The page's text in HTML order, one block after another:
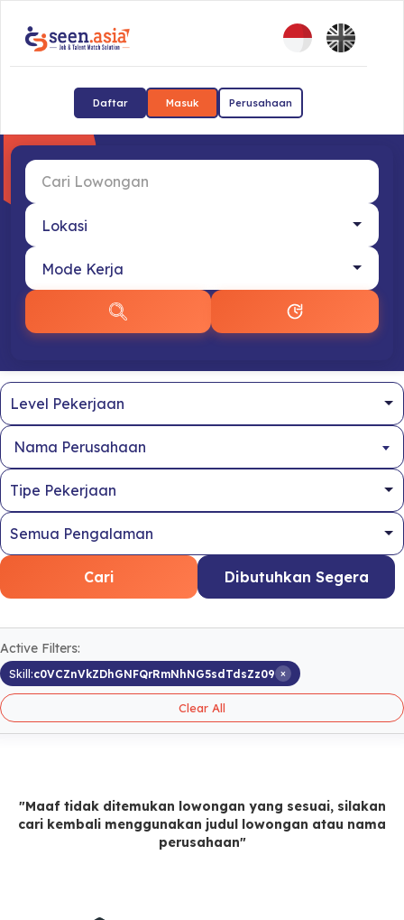
Daftar Masuk Perusahaan
Nama Perusahaan
Cari Dibutuhkan Segera
Active Filters:
Skill:c0VCZnVkZDhGNFQrRmNhNG5sdTdsZz09 ×
Clear All
"Maaf tidak ditemukan lowongan yang sesuai, silakan
cari kembali menggunakan judul lowongan atau nama
perusahaan"